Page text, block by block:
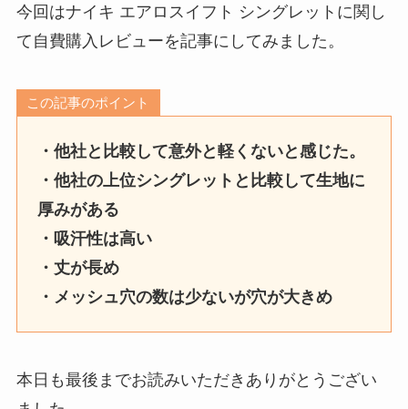
今回はナイキ エアロスイフト シングレットに関し
て自費購入レビューを記事にしてみました。
この記事のポイント
・他社と比較して意外と軽くないと感じた。
・他社の上位シングレットと比較して生地に
厚みがある
・吸汗性は高い
・丈が長め
・メッシュ穴の数は少ないが穴が大きめ
本日も最後までお読みいただきありがとうござい